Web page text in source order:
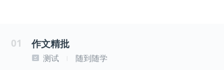
01 作文精批
测试 随到随学